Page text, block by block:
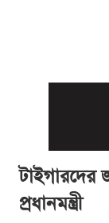
টাইগারদের
প্রধানমন্ত্রী